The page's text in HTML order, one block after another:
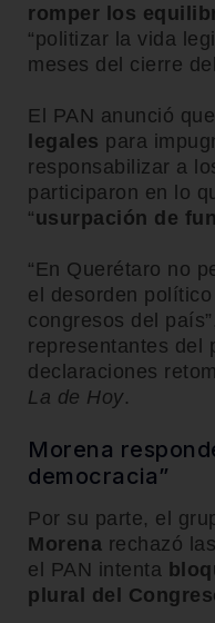
romper los
“politizar la vida
meses del cierre
El PAN anunció
legales para
responsabilizar a
participaron en lo
“usurpación de
“En Querétaro no
el desorden
congresos del
representantes del
declaraciones
La de Hoy.
Morena
democracia”
Por su parte, el
Morena rechazó
el PAN intenta
plural del